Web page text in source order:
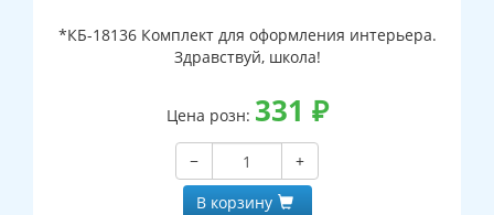
*КБ-18136 Комплект для оформления интерьера.
Здравствуй, школа!
Цена розн: 331 ₽
−
+
В корзину